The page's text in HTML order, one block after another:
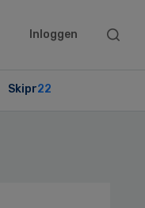
Inloggen
Search
Skipr22